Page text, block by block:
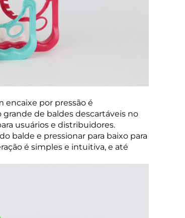
encaixe por pressão é
de baldes descartáveis no
usuários e distribuidores.
balde e pressionar para baixo para
é simples e intuitiva, e até